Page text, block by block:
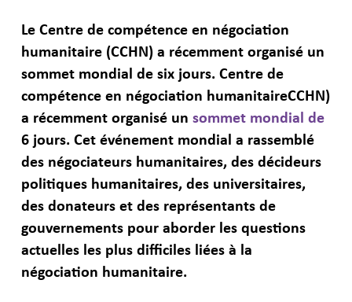
Le Centre de compétence en négociation
humanitaire (CCHN) a récemment organisé un
sommet mondial de six jours.Centre de
compétence en négociation humanitaireCCHN)
a récemment organisé un sommet mondial de
6 jours. Cet événement mondial a rassemblé
des négociateurs humanitaires, des décideurs
politiques humanitaires, des universitaires,
des donateurs et des représentants de
gouvernements pour aborder les questions
actuelles les plus difficiles liées à la
négociation humanitaire.